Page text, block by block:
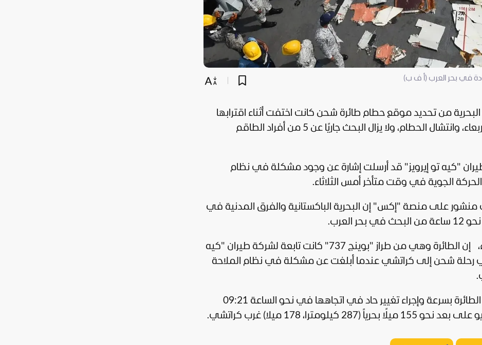
في بحر العرب (أ ف ب)
من تحديد موقع حطام طائرة شحن كانت اختفت أثناء اقترابها
من ميناء كراتشي جنوبي باكستان، الأربعاء، وانتشال الحطام، ولا يزال البحث جاريًا عن 5 من أفراد الطاقم
"كيه تو إيرويز" قد أرسلت إشارة عن وجود مشكلة في نظام
الجوية في وقت متأخر أمس الثلاثاء.
منشور على منصة "إكس" إن البحرية الباكستانية والفرق المدنية في
وقالت سلطة الطيران المدني الثلاثاء، إن الطائرة وهي من طراز "بوينج 737" كانت تابعة لشركة طيران "كيه
في رحلة شحن إلى كراتشي عندما أبلغت عن مشكلة في نظام الملاحة
وأضافت أن بيانات الرادار أظهرت هبوط الطائرة بسرعة وإجراء تغيير حاد في اتجاهها في نحو الساعة 09:21
178 ميلا) غرب كراتشي.